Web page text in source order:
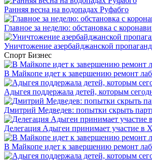
Ранняя весна на водопадах Руфабго
Главное за неделю: обстановка с
Уничтожение азербайджанской
Спорт Бизнес
В Майкопе идет к завершению ремонт
Адыгея поддержала детей, которым
Дмитрий Медведев: попытки скрыть
Делегация Адыгеи принимает участие
В Майкопе идет к завершению ремонт